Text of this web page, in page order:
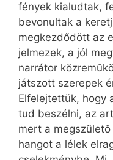
fények kialudtak,
bevonultak a
megkezdődött az
jelmezek, a jól
narrátor
játszott szerepek
Elfelejtettük, hogy
tud beszélni, az
mert a
hangot a lélek